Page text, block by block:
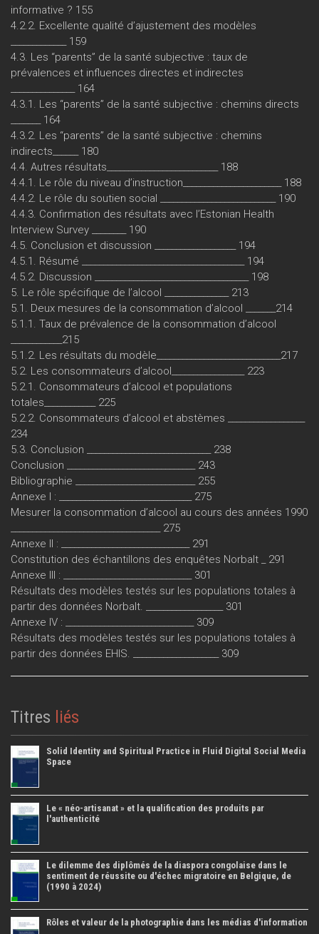
informative ? 155
4.2.2. Excellente qualité d’ajustement des modèles
_____________ 159
4.3. Les “parents” de la santé subjective : taux de
prévalences et influences directes et indirectes
_______________ 164
4.3.1. Les “parents” de la santé subjective : chemins directs
_______ 164
4.3.2. Les “parents” de la santé subjective : chemins
indirects______ 180
4.4. Autres résultats__________________________ 188
4.4.1. Le rôle du niveau d’instruction_______________________ 188
4.4.2. Le rôle du soutien social ___________________________ 190
4.4.3. Confirmation des résultats avec l’Estonian Health
Interview Survey ________ 190
4.5. Conclusion et discussion ___________________ 194
4.5.1. Résumé ______________________________________ 194
4.5.2. Discussion ____________________________________ 198
5. Le rôle spécifique de l’alcool _______________ 213
5.1. Deux mesures de la consommation d’alcool _______214
5.1.1. Taux de prévalence de la consommation d’alcool
____________215
5.1.2. Les résultats du modèle_____________________________217
5.2. Les consommateurs d’alcool_________________ 223
5.2.1. Consommateurs d’alcool et populations
totales____________ 225
5.2.2. Consommateurs d’alcool et abstèmes __________________
234
5.3. Conclusion _____________________________ 238
Conclusion ______________________________ 243
Bibliographie ____________________________ 255
Annexe I : _______________________________ 275
Mesurer la consommation d’alcool au cours des années 1990
___________________________________ 275
Annexe II : ______________________________ 291
Constitution des échantillons des enquêtes Norbalt _ 291
Annexe III : ______________________________ 301
Résultats des modèles testés sur les populations totales à
partir des données Norbalt. __________________ 301
Annexe IV : ______________________________ 309
Résultats des modèles testés sur les populations totales à
partir des données EHIS. ____________________ 309
Titres liés
Solid Identity and Spiritual Practice in Fluid Digital Social Media
Space
Le « néo-artisanat » et la qualification des produits par
l'authenticité
Le dilemme des diplômés de la diaspora congolaise dans le
sentiment de réussite ou d'échec migratoire en Belgique, de
(1990 à 2024)
Rôles et valeur de la photographie dans les médias d'information